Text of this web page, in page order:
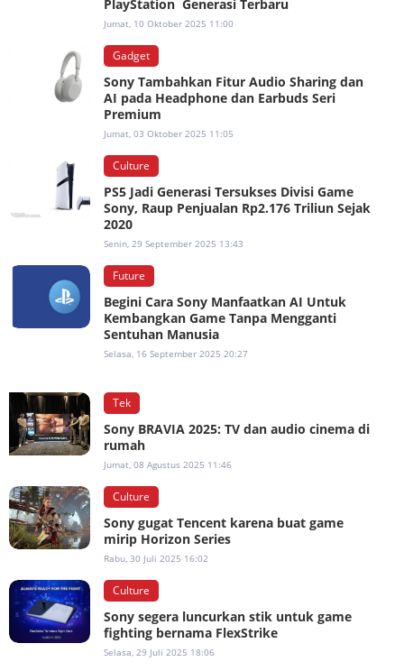
PlayStation Generasi Terbaru
Jumat, 10 Oktober 2025 11:00
Gadget
Sony Tambahkan Fitur Audio Sharing dan
AI pada Headphone dan Earbuds Seri
Premium
Jumat, 03 Oktober 2025 11:05
Culture
PS5 Jadi Generasi Tersukses Divisi Game
Sony, Raup Penjualan Rp2.176 Triliun Sejak
2020
Senin, 29 September 2025 13:43
Future
Begini Cara Sony Manfaatkan AI Untuk
Kembangkan Game Tanpa Mengganti
Sentuhan Manusia
Selasa, 16 September 2025 20:27
Tek
Sony BRAVIA 2025: TV dan audio cinema di
rumah
Jumat, 08 Agustus 2025 11:46
Culture
Sony gugat Tencent karena buat game
mirip Horizon Series
Rabu, 30 Juli 2025 16:02
Culture
Sony segera luncurkan stik untuk game
fighting bernama FlexStrike
Selasa, 29 Juli 2025 18:06